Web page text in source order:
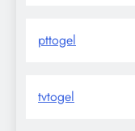
pttogel
tvtogel